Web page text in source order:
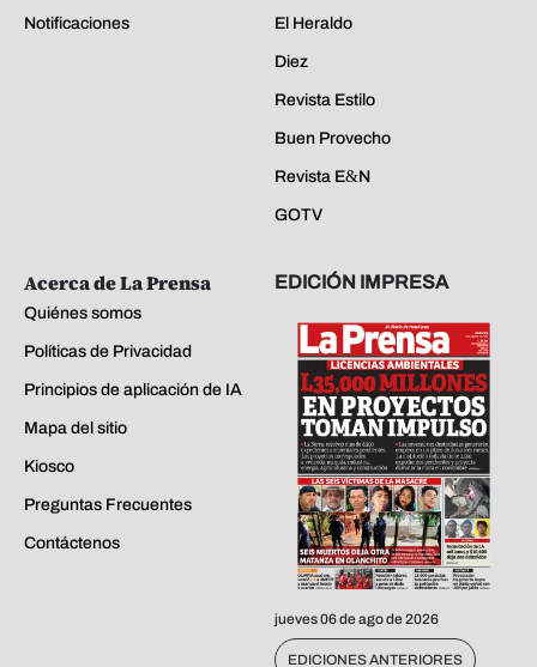
Notificaciones El Heraldo
Diez
Revista Estilo
Buen Provecho
Revista E&N
GOTV
Acerca de La Prensa
Quiénes somos
Políticas de Privacidad
Principios de aplicación de IA
Mapa del sitio
Kiosco
Preguntas Frecuentes
Contáctenos
EDICIÓN IMPRESA
jueves 06 de ago de 2026
EDICIONES ANTERIORES